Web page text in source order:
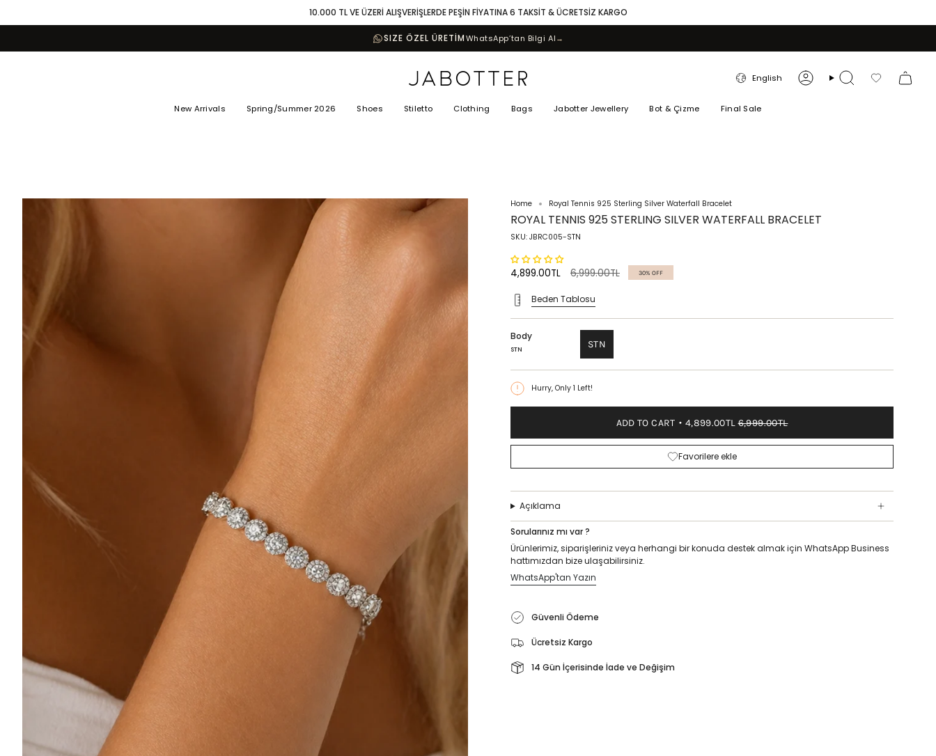
10.000 TL VE ÜZERİ ALIŞVERİŞLERDE PEŞİN FİYATINA 6 TAKSİT & ÜCRETSİZ KARGO
SIZE ÖZEL ÜRETİMWhatsApp’tan Bilgi Al→
LANGUAGE
English AccountSearch Favorilerim
New Arrivals Spring/Summer 2026 Shoes Stiletto Clothing Bags Jabotter Jewellery Bot & Çizme Final Sale
Home Royal Tennis 925 Sterling Silver Waterfall Bracelet
ROYAL TENNIS 925 STERLING SILVER WATERFALL BRACELET
SKU: JBRC005-STN
4,899.00TL
Regular
6,999.00TL 30% OFF
Beden Tablosu
Body
STN STN
Hurry, Only 1 Left!
ADD TO CART 4,899.00TL 6,999.00TL
Favorilere ekle
Açıklama
Sorularınız mı var ?
Ürünlerimiz, siparişleriniz veya herhangi bir konuda destek almak için WhatsApp Business
hattımızdan bize ulaşabilirsiniz.
WhatsApp'tan Yazın
Güvenli Ödeme
Ücretsiz Kargo
14 Gün İçerisinde İade ve Değişim